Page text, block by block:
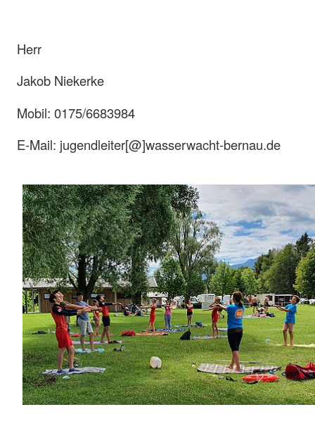
Herr
Jakob Niekerke
Mobil: 0175/6683984
E-Mail: jugendleiter[@]wasserwacht-bernau.de